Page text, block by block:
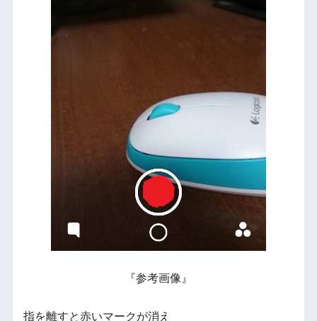
『参考画像』
指を離すと赤いマークが消え